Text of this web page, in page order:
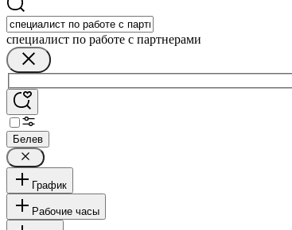
специалист по работе с партнерами
Белев
График
Рабочие часы